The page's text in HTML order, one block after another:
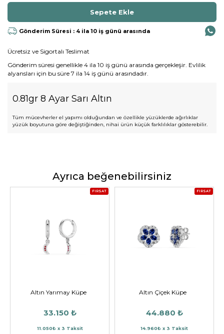
Gönderim Süresi : 4 ila 10 iş günü arasında
Ücretsiz ve Sigortalı Teslimat
Gönderim süresi genellikle 4 ila 10 iş günü arasında gerçekleşir. Evlilik
alyansları için bu süre 7 ila 14 iş günü arasındadır.
0.81gr 8 Ayar Sarı Altın
Tüm mücevherler el yapımı olduğundan ve özellikle yüzüklerde ağırlıklar
yüzük boyutuna göre değiştiğinden, nihai ürün küçük farklılıklar gösterebilir.
Ayrıca beğenebilirsiniz
FIRSAT
Altın Yarımay Küpe
33.150 ₺
11.050₺ x 3 Taksit
FIRSAT
Altın Çiçek Küpe
44.880 ₺
14.960₺ x 3 Taksit